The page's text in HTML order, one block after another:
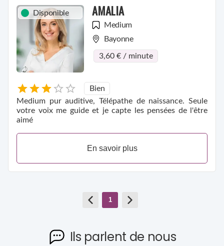
Disponible AMALIA
Medium
Bayonne
3,60 € / minute
Bien
Medium pur auditive, Télépathe de naissance. Seule
votre voix me guide et je capte les pensées de l'être
aimé
En savoir plus
1
Ils parlent de nous